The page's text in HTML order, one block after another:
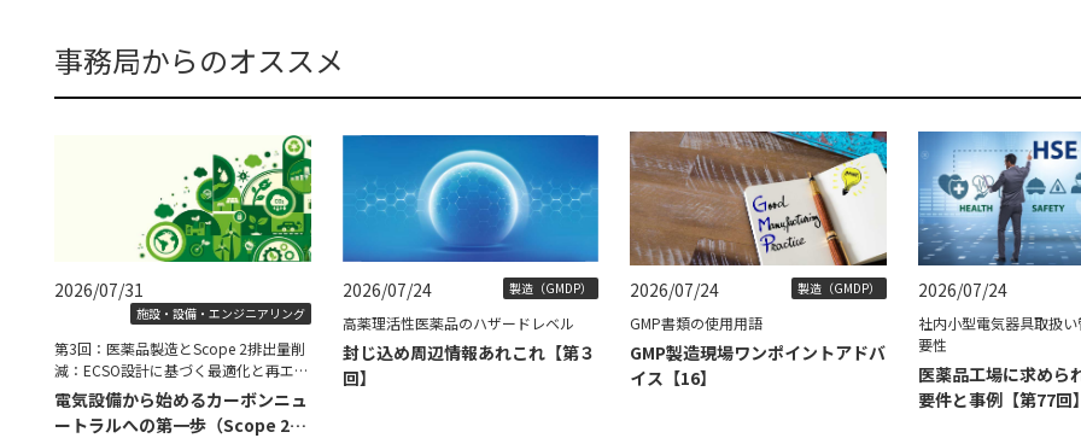
事務局からのオススメ
2026/07/31
施設・設備・エンジニアリング
第3回：医薬品製造とScope 2排出量削
減：ECSO設計に基づく最適化と再エネ
導入の具体策
電気設備から始めるカーボンニュ
ートラルへの第一歩（Scope 2削
2026/07/24 製造（GMDP）
高薬理活性医薬品のハザードレベル
封じ込め周辺情報あれこれ【第３
回】
2026/07/24 製造（GMDP）
GMP書類の使用用語
GMP製造現場ワンポイントアドバ
イス【16】
2026/07/24
社内小型電気器具取扱
要性
医薬品工場に求めら
要件と事例【第77回】